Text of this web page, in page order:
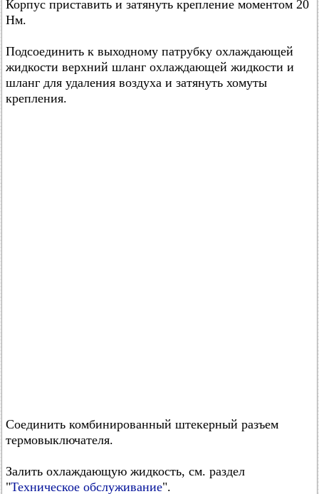
Корпус приставить и затянуть крепление моментом 20
Нм.
Подсоединить к выходному патрубку охлаждающей
жидкости верхний шланг охлаждающей жидкости и
шланг для удаления воздуха и затянуть хомуты
крепления.
Соединить комбинированный штекерный разъем
термовыключателя.
Залить охлаждающую жидкость, см. раздел
"Техническое обслуживание".